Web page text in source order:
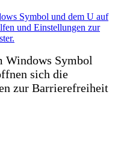
Windows Symbol
sich die
zur Barrierefreiheit